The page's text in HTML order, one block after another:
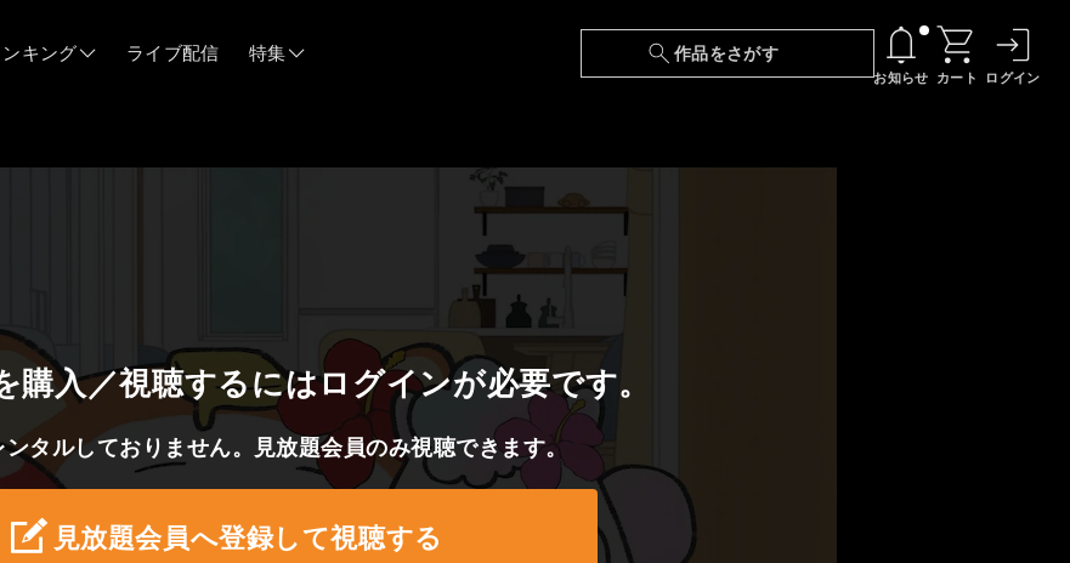
ンキング ライブ配信 特集 作品をさがす
お知らせ
『最強の王様、二度目の人生は何をする？』第
05/21 【障害】映像再生における不具合に関しまして
05/14
らせ
04/28
【障害】Android TVにおける不具合に関しまし
て
カート ログイン
購入／視聴するにはログインが必要です。
ンタルしておりません。見放題会員のみ視聴できます。
見放題会員へ登録して視聴する